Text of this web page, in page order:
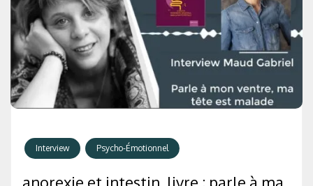
Interview Psycho-Émotionnel